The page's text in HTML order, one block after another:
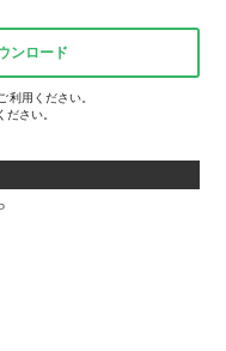
ンロード
利用ください。
ださい。